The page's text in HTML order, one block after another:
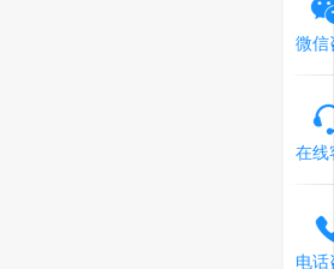
微信
在线
电话